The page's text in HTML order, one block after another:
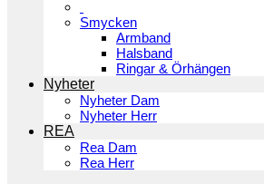
Smycken
Armband
Halsband
Ringar & Örhängen
Nyheter
Nyheter Dam
Nyheter Herr
REA
Rea Dam
Rea Herr